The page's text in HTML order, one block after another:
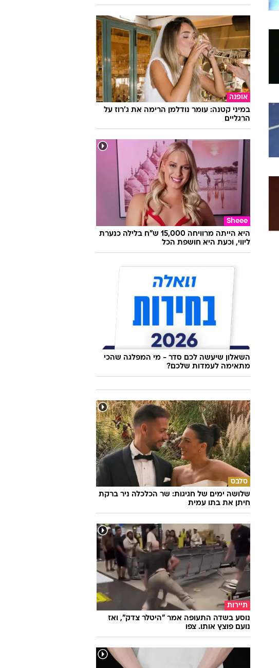
אופנה
במיני קטנה: עומר נודלמן הרימה את ג'רוז על
הרגליים
Sheee
היא הייתה מרוויחה 15,000 ש"ח בלילה כנערת
ליווי, וכעת היא חושפת הכל
השאלון שיעשה לכם סדר - מי המפלגה שהכי
מתאימה לעמדות שלכם?
סלבס
שלושה ימים של חגיגות: שר הכלכלה ניר ברקת
חיתן את בתו עמית
תיירות
נוסע בשדה התעופה אמר "היטלר צדק", ואז
נועם פוצץ אותו. צפו